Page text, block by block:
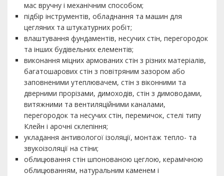
мас вручну і механічним способом;
підбір інструментів, обладнання та машин для
цегляних та штукатурних робіт;
влаштування фундаментів, несучих стін, перегородок
та інших будівельних елементів;
виконання міцних армованих стін з різних матеріалів,
багатошарових стін з повітряним зазором або
заповненими утеплювачем, стін з віконними та
дверними прорізами, димоходів, стін з димоводами,
витяжними та вентиляційними каналами,
перегородок та несучих стін, перемичок, стелі типу
Клейн і арочні склепіння;
укладання антивологої ізоляції, монтаж тепло- та
звукоізоляції на стіни;
облицювання стін шпонованою цеглою, керамічною
облицюванням, натуральним каменем і